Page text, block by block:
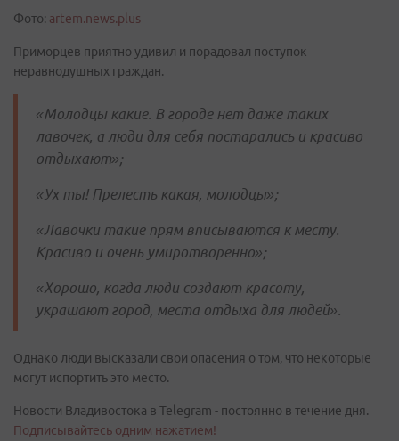
Фото: artem.news.plus
Приморцев приятно удивил и порадовал поступок
неравнодушных граждан.
«Молодцы какие. В городе нет даже таких
лавочек, а люди для себя постарались и красиво
отдыхают»;
«Ух ты! Прелесть какая, молодцы»;
«Лавочки такие прям вписываются к месту.
Красиво и очень умиротворенно»;
«Хорошо, когда люди создают красоту,
украшают город, места отдыха для людей».
Однако люди высказали свои опасения о том, что некоторые
могут испортить это место.
Новости Владивостока в Telegram - постоянно в течение дня.
Подписывайтесь одним нажатием!